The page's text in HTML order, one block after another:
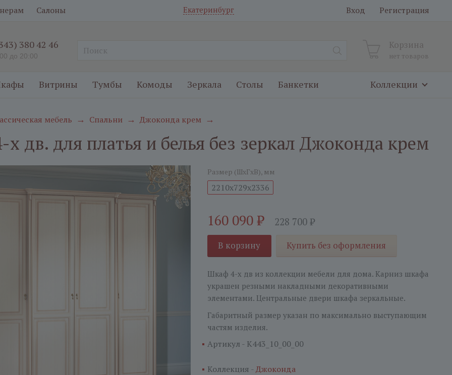
Салоны Екатеринбург Вход Регистрация
380 42 46
до 20:00
Корзина
нет товаров
Витрины Тумбы Комоды Зеркала Столы Банкетки Коллекции
мебель → Спальни → Джоконда крем →
дв. для платья и белья без зеркал Джоконда крем
Размер (ШxГxВ), мм
2210x729x2336
160 090₽ 228 700₽
В корзину Купить без оформления
Шкаф 4-х дв из коллекции мебели для дома. Карниз шкафа
украшен резными накладными декоративными
элементами. Центральные двери шкафа зеркальные.
Габаритный размер указан по максимально выступающим
частям изделия.
Артикул - K443_10_00_00
Коллекция -Джоконда